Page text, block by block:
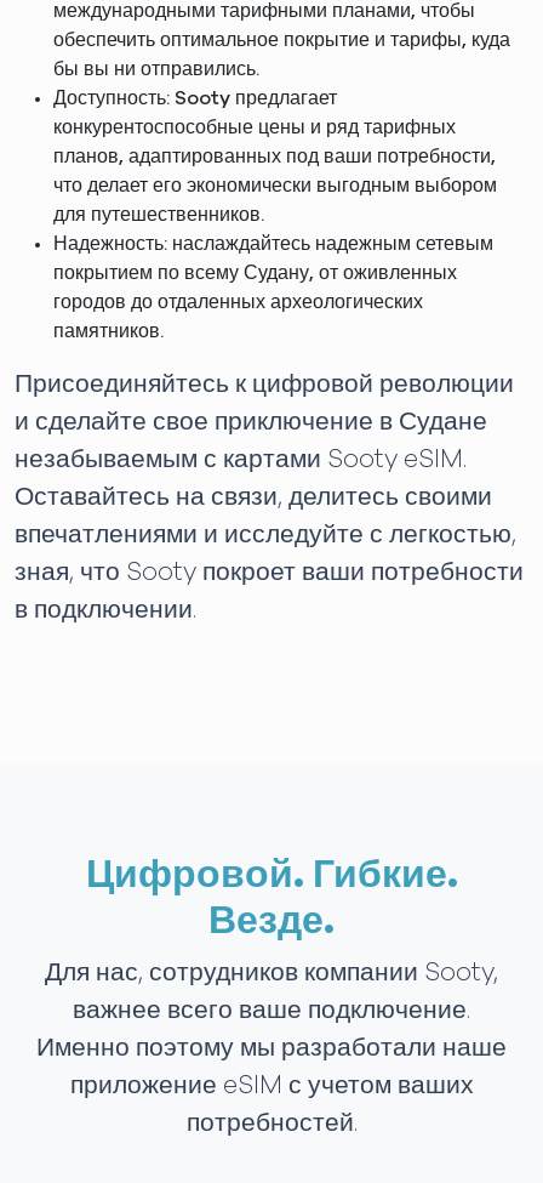
международными тарифными планами, чтобы
обеспечить оптимальное покрытие и тарифы, куда
бы вы ни отправились.
Доступность: Sooty предлагает
конкурентоспособные цены и ряд тарифных
планов, адаптированных под ваши потребности,
что делает его экономически выгодным выбором
для путешественников.
Надежность: наслаждайтесь надежным сетевым
покрытием по всему Судану, от оживленных
городов до отдаленных археологических
памятников.
Присоединяйтесь к цифровой революции
и сделайте свое приключение в Судане
незабываемым с картами Sooty eSIM.
Оставайтесь на связи, делитесь своими
впечатлениями и исследуйте с легкостью,
зная, что Sooty покроет ваши потребности
в подключении.
Цифровой. Гибкие.
Везде.
Для нас, сотрудников компании Sooty,
важнее всего ваше подключение.
Именно поэтому мы разработали наше
приложение eSIM с учетом ваших
потребностей.